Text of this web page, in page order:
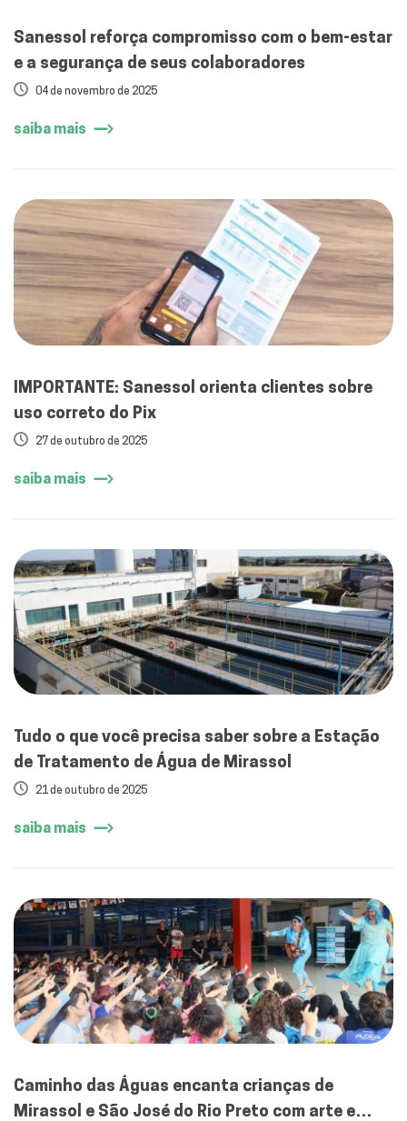
Sanessol reforça compromisso com o bem-estar
e a segurança de seus colaboradores
04 de novembro de 2025
saiba mais
IMPORTANTE: Sanessol orienta clientes sobre
uso correto do Pix
27 de outubro de 2025
saiba mais
Tudo o que você precisa saber sobre a Estação
de Tratamento de Água de Mirassol
21 de outubro de 2025
saiba mais
Caminho das Águas encanta crianças de
Mirassol e São José do Rio Preto com arte e